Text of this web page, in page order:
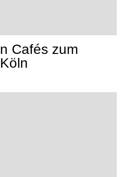
Cafés zum